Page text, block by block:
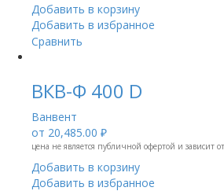
Добавить в корзину
Добавить в избранное
Сравнить
ВКВ-Ф 400 D
Ванвент
от 20,485.00 ₽
цена не является публичной офертой и зависит
Добавить в корзину
Добавить в избранное